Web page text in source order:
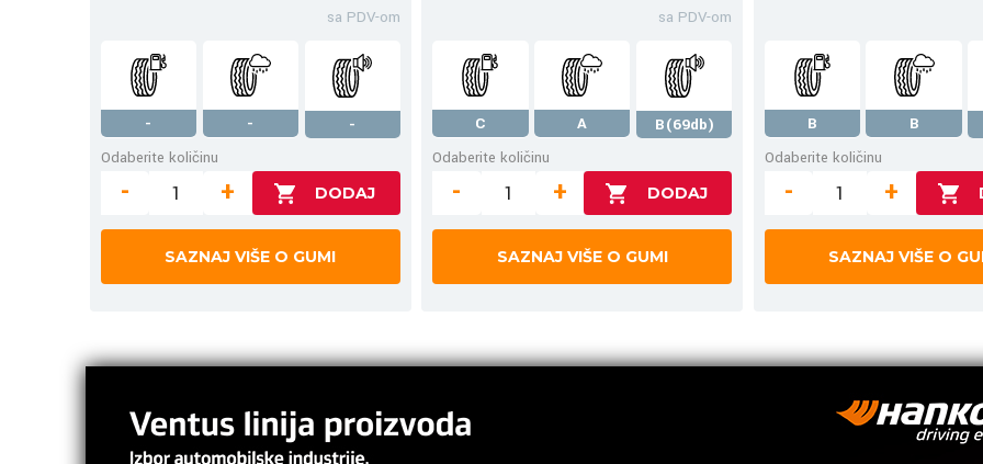
sa PDV-om
- -
-
Odaberite količinu
- +
SAZNAJ VIŠE O GUMI
sa PDV-om
C A
B(69db)
Odaberite količinu
- +
SAZNAJ VIŠE O GUMI
B
B
Odaberite količinu
- +
SAZNAJ VIŠE O